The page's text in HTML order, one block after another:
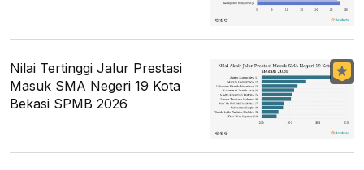
Nilai Tertinggi Jalur Prestasi
Masuk SMA Negeri 19 Kota
Bekasi SPMB 2026